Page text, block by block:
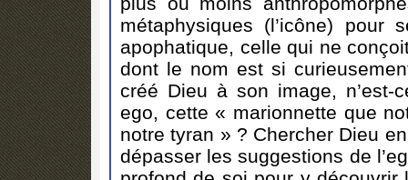
métaphysiques (l’icône)
apophatique, celle qui ne
dont le nom est si
créé Dieu à son image,
ego, cette « marionnette que
notre tyran » ? Chercher Dieu
dépasser les suggestions de